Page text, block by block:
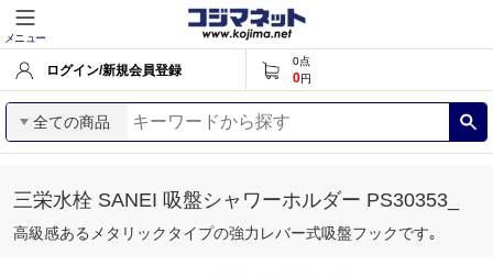
メニュー
ログイン/新規会員登録
0点
0円
全ての商品
三栄水栓 SANEI 吸盤シャワーホルダー PS30353_
高級感あるメタリックタイプの強力レバー式吸盤フックです｡